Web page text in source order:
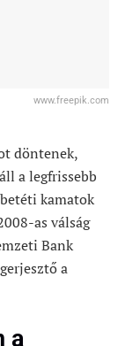
www.freepik.com
döntenek,
a legfrissebb
kamatok
as válság
Bank
a
a